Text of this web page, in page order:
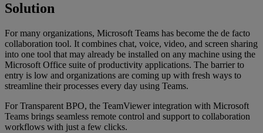
Solution
For many organizations, Microsoft Teams has become the de facto
collaboration tool. It combines chat, voice, video, and screen sharing
into one tool that may already be installed on any machine using the
Microsoft Office suite of productivity applications. The barrier to
entry is low and organizations are coming up with fresh ways to
streamline their processes every day using Teams.
For Transparent BPO, the TeamViewer integration with Microsoft
Teams brings seamless remote control and support to collaboration
workflows with just a few clicks.